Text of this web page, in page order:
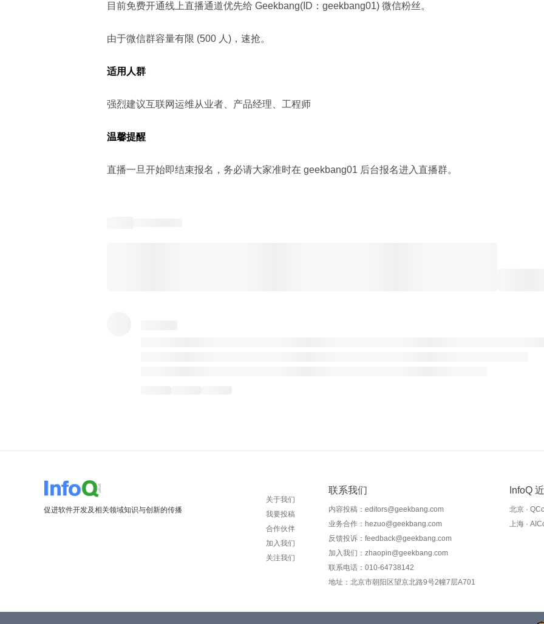
目前免费开通线上直播通道优先给 Geekbang(ID：geekbang01) 微信粉丝。
由于微信群容量有限 (500 人)，速抢。
适用人群
强烈建议互联网运维从业者、产品经理、工程师
温馨提醒
直播一旦开始即结束报名，务必请大家准时在 geekbang01 后台报名进入直播群。
促进软件开发及相关领域知识与创新的传播
关于我们
我要投稿
合作伙伴
加入我们
关注我们
联系我们
内容投稿：editors@geekbang.com
业务合作：hezuo@geekbang.com
反馈投诉：feedback@geekbang.com
加入我们：zhaopin@geekbang.com
联系电话：010-64738142
地址：北京市朝阳区望京北路9号2幢7层A701
InfoQ
北京 ·
上海 ·